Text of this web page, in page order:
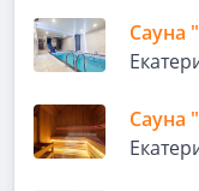
Сауна
Сауна